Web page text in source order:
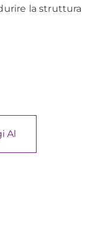
la struttura
Al